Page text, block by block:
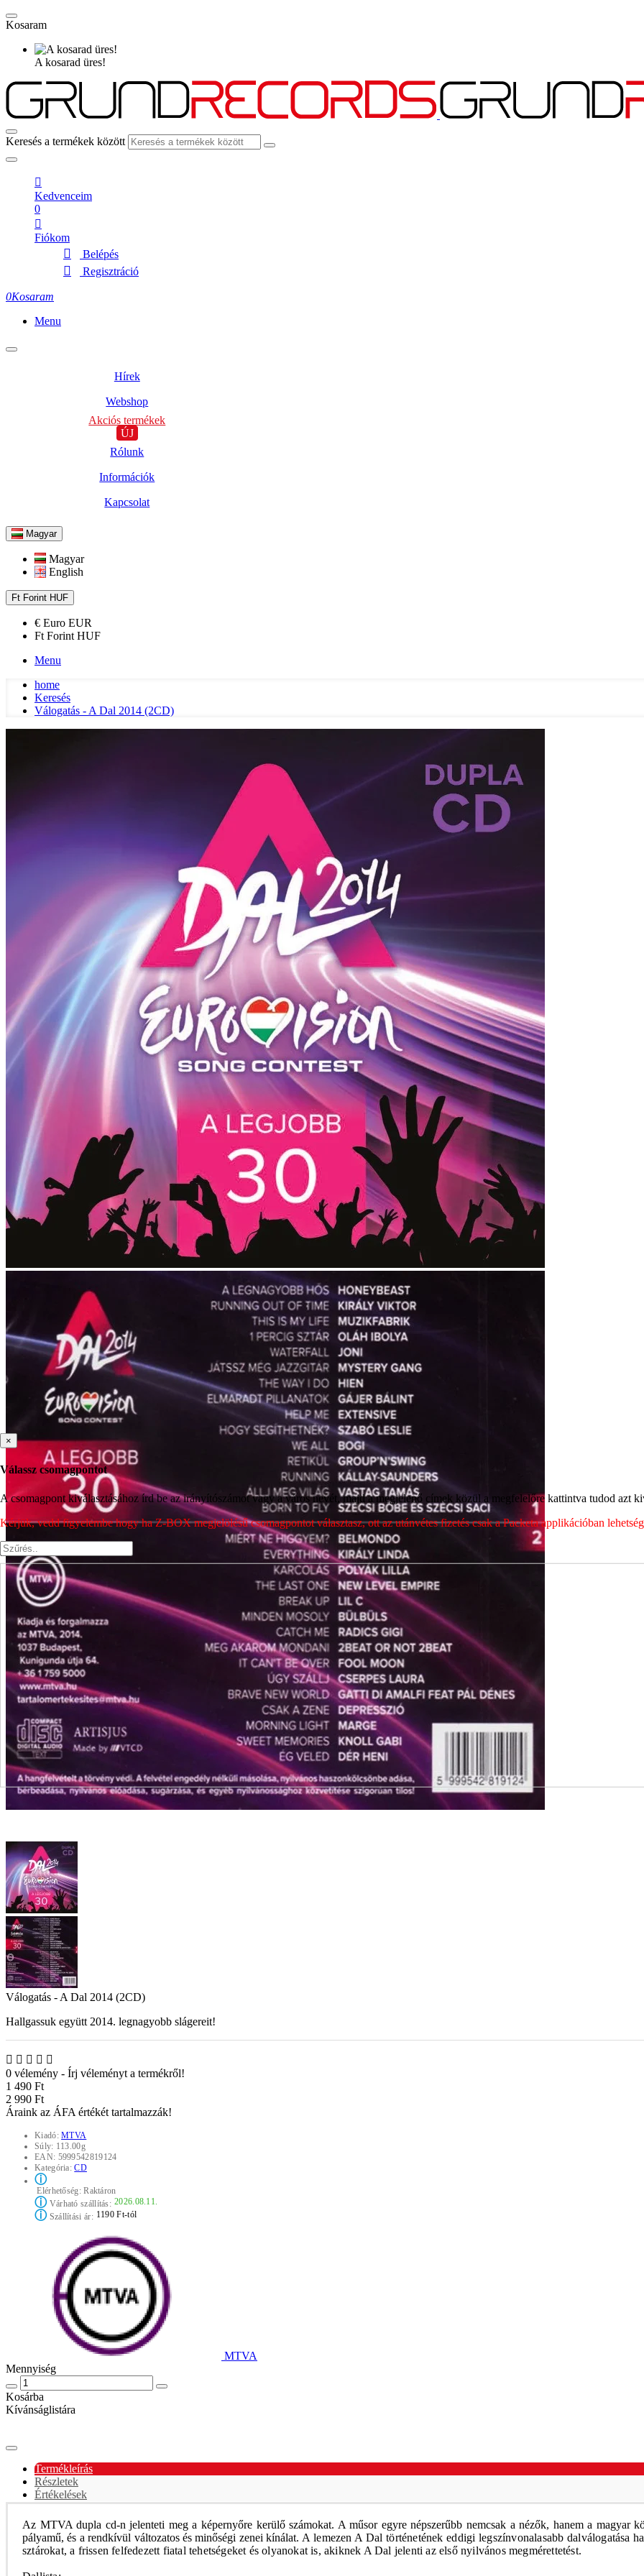
Kosaram
A kosarad üres!
Keresés a termékek között
Kedvenceim
0
Fiókom
Belépés
Regisztráció
0Kosaram
Menu
Hírek
Webshop
Akciós termékek
ÚJ
Rólunk
Információk
Kapcsolat
Magyar
Magyar
English
Ft Forint HUF
€ Euro EUR
Ft Forint HUF
Menu
home
Keresés
Válogatás - A Dal 2014 (2CD)
Válogatás - A Dal 2014 (2CD)
Hallgassuk együtt 2014. legnagyobb slágereit!
0 vélemény - Írj véleményt a termékről!
1 490 Ft
2 990 Ft
Áraink az ÁFA értékét tartalmazzák!
Kiadó:MTVA
Súly: 113.00g
EAN: 5999542819124
Kategória:CD
ⓘ
Elérhetőség:Raktáron
ⓘVárható szállítás: 2026.08.11.
ⓘSzállítási ár: 1190 Ft-tól
MTVA
Mennyiség
Kosárba
Kívánságlistára
Termékleírás
Részletek
Értékelések
Az MTVA dupla cd-n jelenteti meg a képernyőre kerülő számokat. A műsor egyre népszerűbb nemcsak a nézők, hanem a magyar
pályamű, és a rendkívül változatos és minőségi zenei kínálat. A lemezen A Dal történetének eddigi legszínvonalasabb dalválogatása
sztárokat, a frissen felfedezett fiatal tehetségeket és olyanokat is, akiknek A Dal jelenti az első nyilvános megmérettetést.
×
Válassz csomagpontot
A csomagpont kiválasztásához írd be az irányítószámot vagy a város nevét, majd a megjelenő címek közül a megfelelőre kattintva tudod azt
Kérjük, vedd figyelembe hogy ha Z-BOX megjelölésű csomagpontot választasz, ott az utánvétes fizetés csak a Packeta applikációban